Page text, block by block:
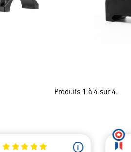
Produits 1 à 4 sur 4.